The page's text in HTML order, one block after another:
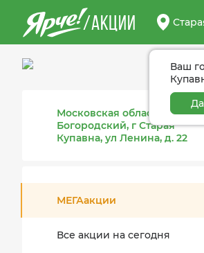
/АКЦИИ
Ваш
Да
Московская область, г.о.
Богородский, г Старая
Купавна, ул Ленина, д. 22
МЕГАакции
Все акции на сегодня